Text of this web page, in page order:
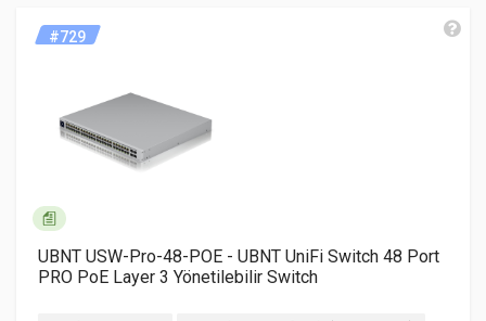
#729
UBNT USW-Pro-48-POE - UBNT UniFi Switch 48 Port
PRO PoE Layer 3 Yönetilebilir Switch